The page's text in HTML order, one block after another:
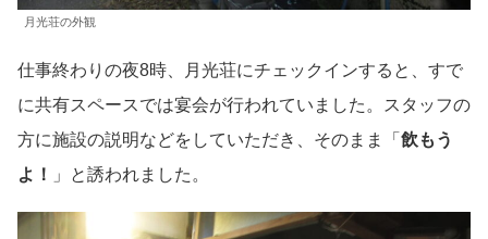
月光荘の外観
仕事終わりの夜8時、月光荘にチェックインすると、すで
に共有スペースでは宴会が行われていました。スタッフの
方に施設の説明などをしていただき、そのまま「 飲もう
よ！
」と誘われました。